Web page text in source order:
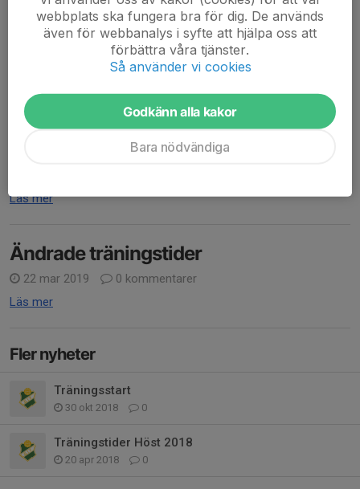
Vi kommer hålla träningarna varje söndag kl 17:00
På Gullmovallen
Alla är välkomna och komma träna och prova 😊
Ny säsong!
0 kommentarer
Läs mer
Ändrade träningstider
22 mar 2019
0 kommentarer
Läs mer
Fler nyheter
Träningsstart
30 okt 2018 0
Träningstider Höst 2018
20 apr 2018 0
webbplats ska fungera bra för dig. De används
även för webbanalys i syfte att hjälpa oss att
förbättra våra tjänster.
Så använder vi cookies
Godkänn alla kakor
Bara nödvändiga